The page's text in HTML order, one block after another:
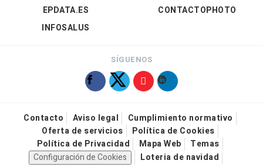
EPDATA.ES
INFOSALUS
CONTACTOPHOTO
SÍGUENOS
Contacto Aviso legal
Cumplimiento normativo
Oferta de servicios
Política de Cookies
Política de Privacidad
Mapa Web
Temas
Configuración de Cookies
Loteria de navidad